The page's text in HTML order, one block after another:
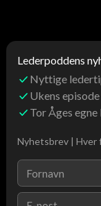
Lederpoddens
Nyttige
Ukens
Tor Åges
Nyhetsbrev | Hver